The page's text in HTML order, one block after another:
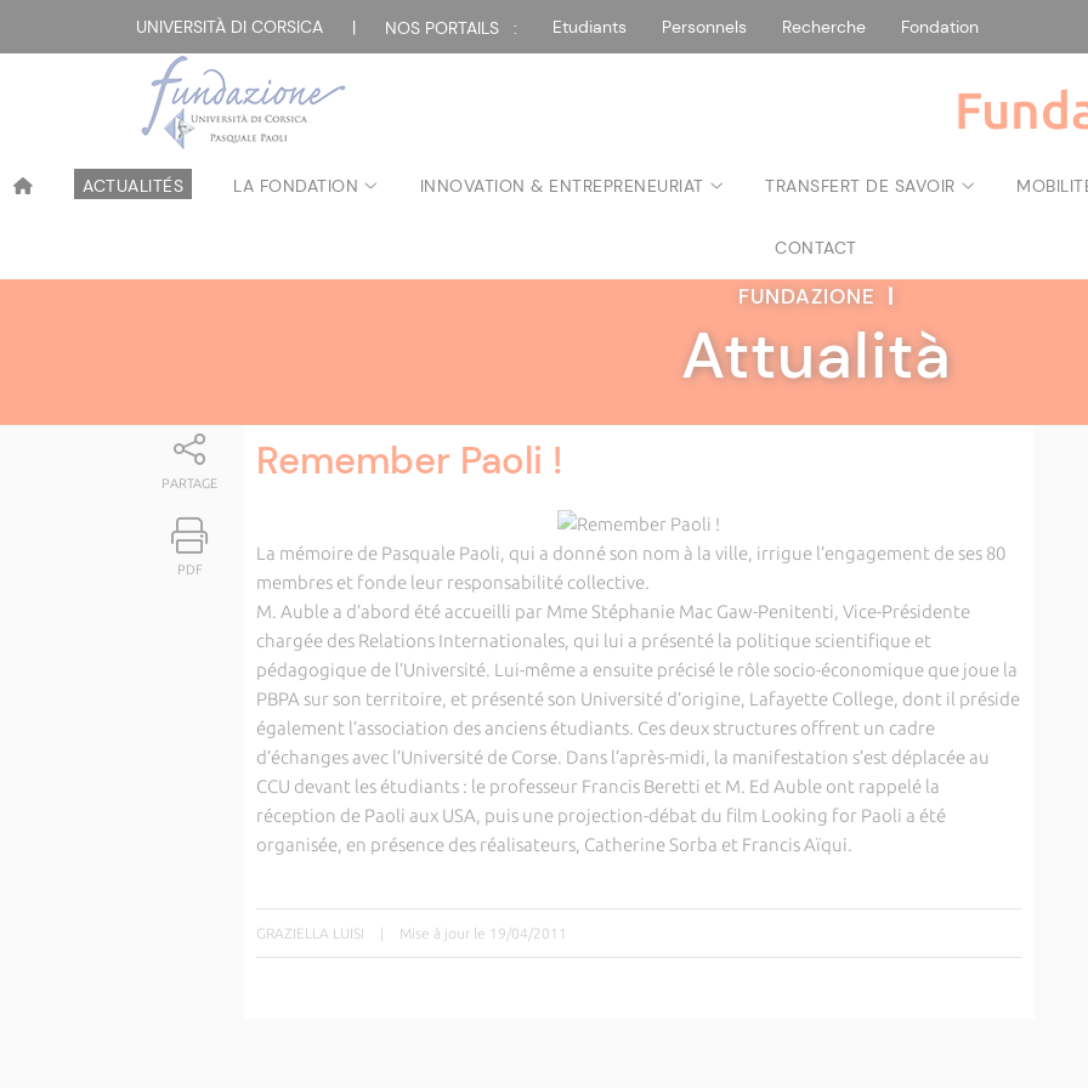
UNIVERSITÀ DI CORSICA | NOS PORTAILS : Etudiants Personnels Recherche Fondation
ACTUALITÉS LA FONDATION INNOVATION & ENTREPRENEURIAT TRANSFERT DE SAVOIR
CONTACT
FUNDAZIONE |
Attualità
PARTAGE
PDF
Remember Paoli !
La mémoire de Pasquale Paoli, qui a donné son nom à la ville, irrigue l’engagement de ses 80
membres et fonde leur responsabilité collective.
M. Auble a d’abord été accueilli par Mme Stéphanie Mac Gaw-Penitenti, Vice-Présidente
chargée des Relations Internationales, qui lui a présenté la politique scientifique et
pédagogique de l’Université. Lui-même a ensuite précisé le rôle socio-économique que joue la
PBPA sur son territoire, et présenté son Université d’origine, Lafayette College, dont il préside
également l’association des anciens étudiants. Ces deux structures offrent un cadre
d’échanges avec l’Université de Corse. Dans l’après-midi, la manifestation s’est déplacée au
CCU devant les étudiants : le professeur Francis Beretti et M. Ed Auble ont rappelé la
réception de Paoli aux USA, puis une projection-débat du film Looking for Paoli a été
organisée, en présence des réalisateurs, Catherine Sorba et Francis Aïqui.
GRAZIELLA LUISI | Mise à jour le 19/04/2011